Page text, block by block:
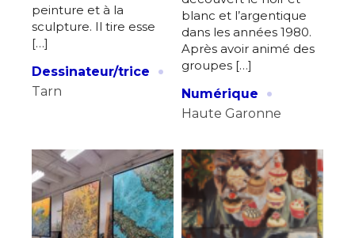
peinture et à la
sculpture. Il tire esse
[…]
Dessinateur/trice
·
Tarn
blanc et l’argentique
dans les années 1980.
Après avoir animé des
groupes […]
Numérique
·
Haute Garonne